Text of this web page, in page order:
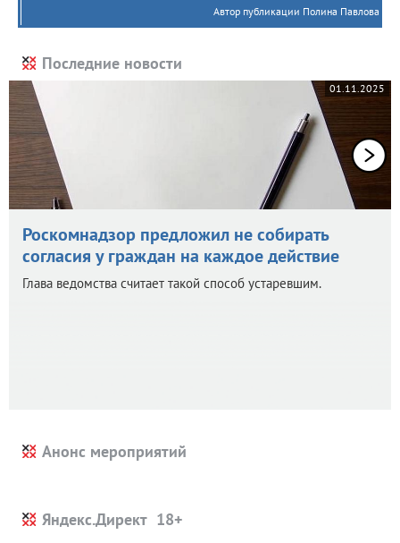
Автор публикации Полина Павлова
Последние новости
01.11.2025
Роскомнадзор предложил не собирать
согласия у граждан на каждое действие
Глава ведомства считает такой способ устаревшим.
Анонс мероприятий
Яндекс.Директ